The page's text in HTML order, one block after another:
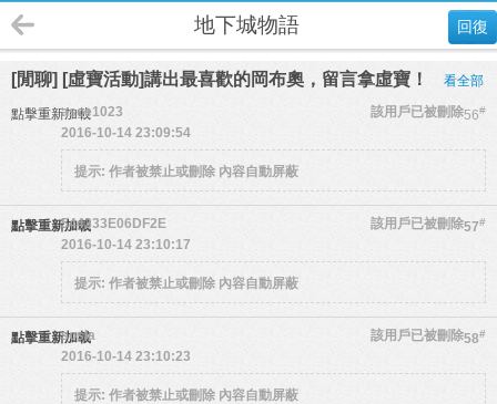
回復
地下城物語
[閒聊] [虛寶活動]講出最喜歡的岡布奧，留言拿虛寶！ 看全部
點擊重新加載 56#
asce1023
該用戶已被刪除
2016-10-14 23:09:54
提示: 作者被禁止或刪除 內容自動屏蔽
點擊重新加載 57#
544333E06DF2E
該用戶已被刪除
2016-10-14 23:10:17
提示: 作者被禁止或刪除 內容自動屏蔽
點擊重新加載 58#
sosla
該用戶已被刪除
2016-10-14 23:10:23
提示: 作者被禁止或刪除 內容自動屏蔽